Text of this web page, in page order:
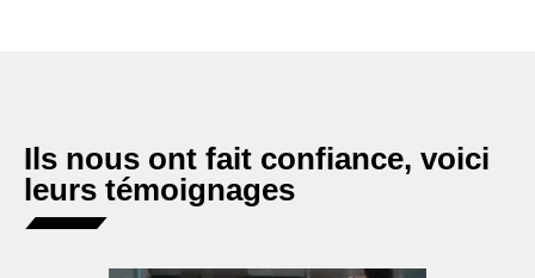
Ils nous ont fait confiance, voici
leurs témoignages